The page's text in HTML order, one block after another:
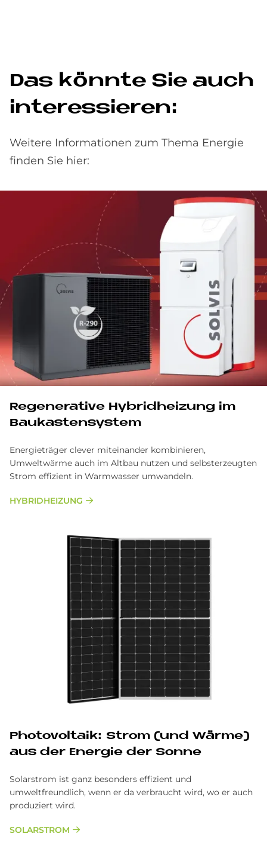
Das könn­te Sie auch
in­ter­es­sie­ren:
Weitere Informationen zum Thema Energie
finden Sie hier:
Re­ge­ne­ra­ti­ve Hy­brid­hei­zung im
Bau­ka­sten­sy­stem
Energieträger clever miteinander kombinieren,
Umweltwärme auch im Altbau nutzen und selbsterzeugten
Strom effizient in Warmwasser umwandeln.
HYBRIDHEIZUNG
Pho­to­vol­ta­ik: Strom (und Wär­me)
aus der En­er­gie der Son­ne
Solarstrom ist ganz besonders effizient und
umweltfreundlich, wenn er da verbraucht wird, wo er auch
produziert wird.
SOLARSTROM